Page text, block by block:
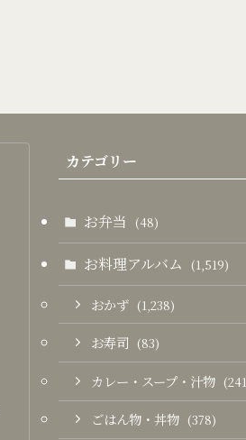
カテゴリー
お弁当 (48)
お料理アルバム (1,519)
おかず (1,238)
お寿司 (83)
カレー・スープ・汁物
ごはん物・丼物 (378)